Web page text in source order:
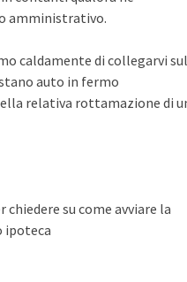
amministrativo.
caldamente di collegarvi sul
auto in fermo
relativa rottamazione di
su come avviare la
ipoteca